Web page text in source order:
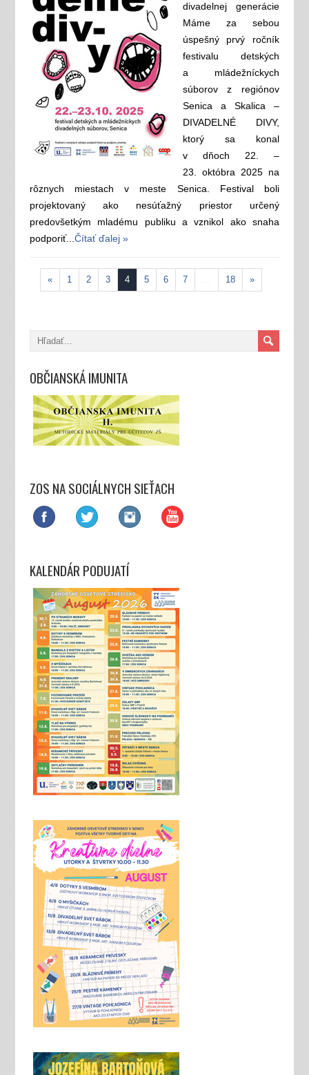
divadelnej generácie
Máme za sebou
úspešný prvý ročník
festivalu detských
a mládežníckych
súborov z regiónov
Senica a Skalica –
DIVADELNÉ DIVY,
ktorý sa konal
v dňoch 22. –
23. októbra 2025 na
rôznych miestach v meste Senica. Festival boli
projektovaný ako nesúťažný priestor určený
predovšetkým mladému publiku a vznikol ako snaha
podporiť... Čítať ďalej »
« 1 2 3 4 5 6 7 … 18 »
OBČIANSKÁ IMUNITA
ZOS NA SOCIÁLNYCH SIEŤACH
KALENDÁR PODUJATÍ